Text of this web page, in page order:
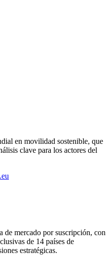
en movilidad sostenible, que
clave para los actores del
de mercado por suscripción, con
de 14 países de
estratégicas.